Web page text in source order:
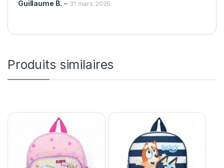
Guillaume B. – 31 mars 2025
Produits similaires